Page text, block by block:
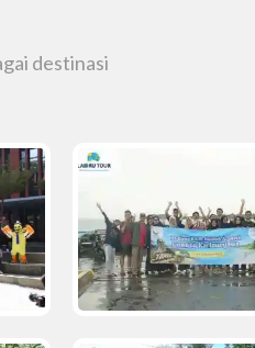
destinasi